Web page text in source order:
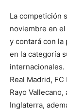
La competición
noviembre en
y contará con la
en la categoría
Real Madrid,
Rayo
Inglaterra,